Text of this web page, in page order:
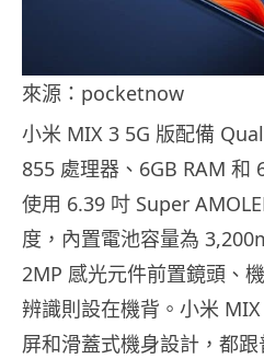
來源：pocketnow
小米 MIX 3 5G 版配備
855 處理器、6GB RAM 和
使用 6.39 吋 Super
度，內置電池容量為
2MP 感光元件前置鏡頭、
辨識則設在機背。小米
屏和滑蓋式機身設計，都跟